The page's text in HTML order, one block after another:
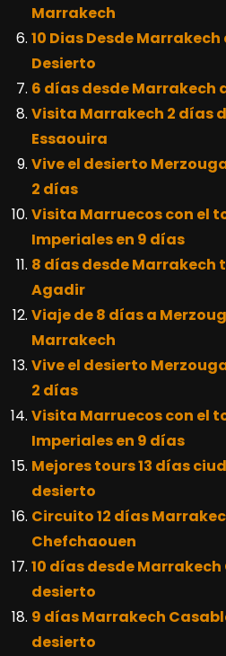
Marrakech
10 Dias Desde Marrakech
Desierto
6 días desde Marrakech
Visita Marrakech 2 días
Essaouira
Vive el desierto
2 días
Visita Marruecos con el
Imperiales en 9 días
8 días desde Marrakech
Agadir
Viaje de 8 días a
Marrakech
Vive el desierto
2 días
Visita Marruecos con el
Imperiales en 9 días
Mejores tours 13 días
desierto
Circuito 12 días
Chefchaouen
10 días desde
desierto
9 días Marrakech
desierto